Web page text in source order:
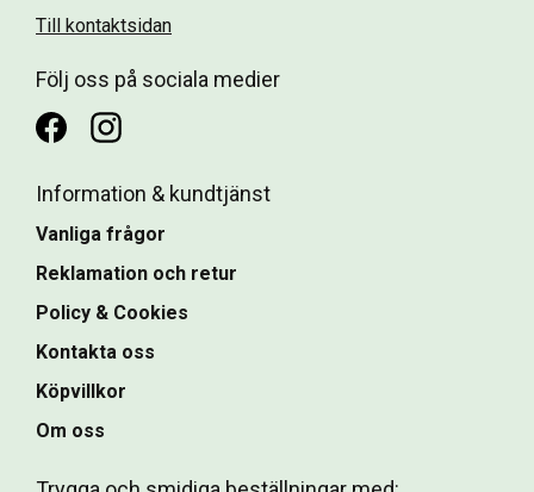
Till kontaktsidan
Följ oss på sociala medier
Information & kundtjänst
Vanliga frågor
Reklamation och retur
Policy & Cookies
Kontakta oss
Köpvillkor
Om oss